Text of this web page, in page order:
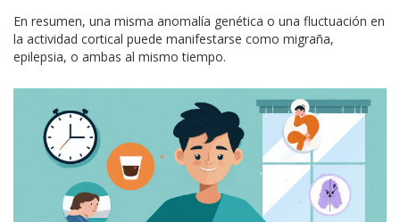
En resumen, una misma anomalía genética o una fluctuación en
la actividad cortical puede manifestarse como migraña,
epilepsia, o ambas al mismo tiempo.